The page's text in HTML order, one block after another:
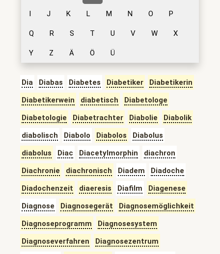
I J K L M N O P
Q R S T U V W X
Y Z Ä Ö Ü
Dia Diabas Diabetes Diabetiker
Diabetikerin
Diabetikerwein
diabetisch
Diabetologe
Diabetologie
Diabetrachter Diabolie
Diabolik
diabolisch
Diabolo Diabolos
Diabolus
diabolus
Diac Diacetylmorphin
diachron
Diachronie
diachronisch Diadem
Diadoche
Diadochenzeit
diaeresis Diafilm
Diagenese
Diagnose
Diagnosegerät
Diagnosemöglichkeit
Diagnoseprogramm
Diagnosesystem
Diagnoseverfahren
Diagnosezentrum